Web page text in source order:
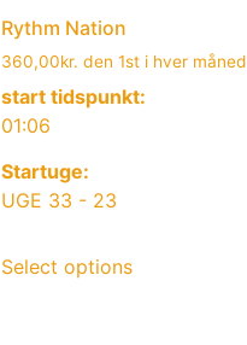
Rythm Nation
360,00kr. den 1st i hver måned
start tidspunkt:
01:06
Startuge:
UGE 33 - 23
Select options